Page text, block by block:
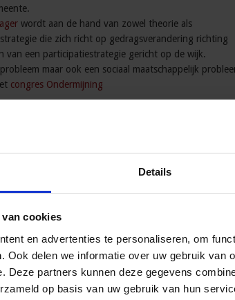
Details
cookies
en advertenties te personaliseren, om
Ook delen we informatie over uw gebruik van
Deze partners kunnen deze gegevens
op basis van uw gebruik van hun
wordt aan de hand van zowel theorie als
die zich richt op gedragsverandering richting
van een participatiestrategie gericht op de wijk.
maar ook een sociaal maatschappelijk
congres Ondermijning
en Cursussen
nazorg ex-gedetineerden